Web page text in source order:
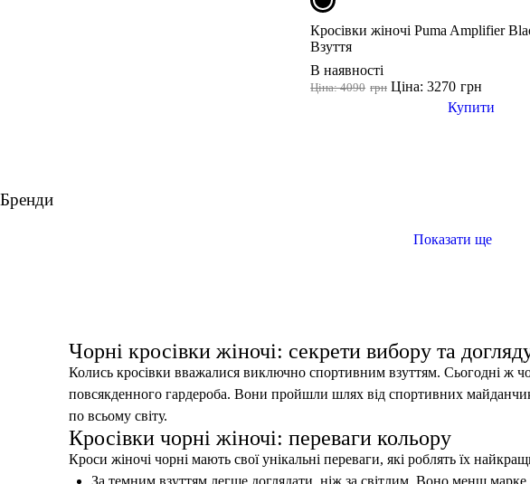
Кросівки жіночі Puma Amplifier
Взуття
В наявності
грн
Ціна: 4090 грн
Ціна: 3270
Купити
Бренди
Показати ще
Чорні кросівки жіночі: секрети вибору та
Колись кросівки вважалися виключно спортивним взуттям. Сьогодні ж
повсякденного гардероба. Вони пройшли шлях від спортивних
по всьому світу.
Кросівки чорні жіночі: переваги кольору
Кроси жіночі чорні мають свої унікальні переваги, які роблять їх
За темним взуттям легше доглядати, ніж за світлим. Воно менш